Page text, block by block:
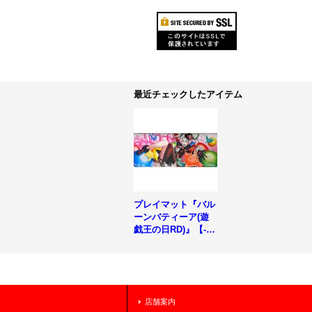
最近チェックしたアイテム
プレイマット『バル
ーンバティーア(遊
戯王の日RD)』【-】
店舗案内